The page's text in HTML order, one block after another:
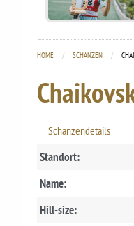
HOME SCHANZEN
Schanzendetails
Standort:
Name:
Hill-size: